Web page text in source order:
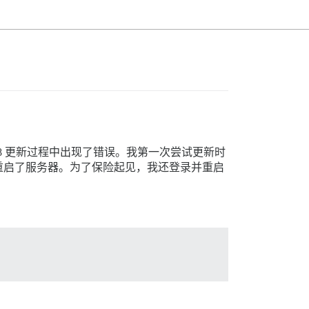
更新过程中出现了错误。我第一次尝试更新时
了服务器。为了保险起见，我还登录并重启